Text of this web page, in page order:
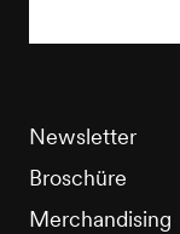
Newsletter
Broschüre
Merchandising